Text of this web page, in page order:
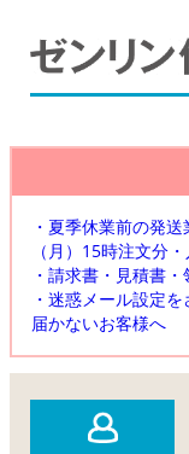
・夏季休業前の発
（月）15時注文分・
・請求書・見積書
・迷惑メール設定
届かないお客様へ